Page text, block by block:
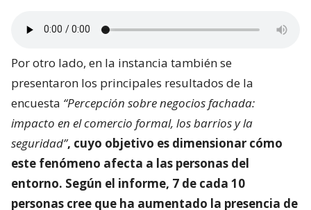
Por otro lado, en la instancia también se
presentaron los principales resultados de la
encuesta “Percepción sobre negocios fachada:
impacto en el comercio formal, los barrios y la
seguridad”, cuyo objetivo es dimensionar cómo
este fenómeno afecta a las personas del
entorno. Según el informe, 7 de cada 10
personas cree que ha aumentado la presencia de